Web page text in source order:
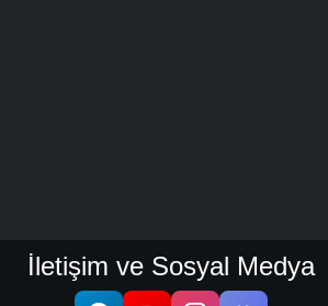
İletişim ve Sosyal Medya